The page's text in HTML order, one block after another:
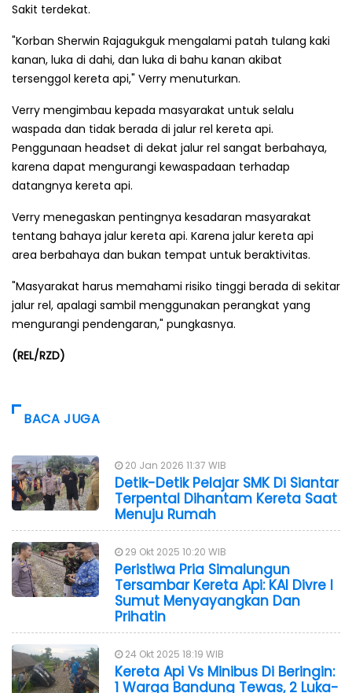
Sakit terdekat.
"Korban Sherwin Rajagukguk mengalami patah tulang kaki
kanan, luka di dahi, dan luka di bahu kanan akibat
tersenggol kereta api," Verry menuturkan.
Verry mengimbau kepada masyarakat untuk selalu
waspada dan tidak berada di jalur rel kereta api.
Penggunaan headset di dekat jalur rel sangat berbahaya,
karena dapat mengurangi kewaspadaan terhadap
datangnya kereta api.
Verry menegaskan pentingnya kesadaran masyarakat
tentang bahaya jalur kereta api. Karena jalur kereta api
area berbahaya dan bukan tempat untuk beraktivitas.
"Masyarakat harus memahami risiko tinggi berada di sekitar
jalur rel, apalagi sambil menggunakan perangkat yang
mengurangi pendengaran," pungkasnya.
(REL/RZD)
BACA JUGA
20 Jan 2026 11:37 WIB
Detik-Detik Pelajar SMK Di Siantar
Terpental Dihantam Kereta Saat
Menuju Rumah
29 Okt 2025 10:20 WIB
Peristiwa Pria Simalungun
Tersambar Kereta Api: KAI Divre I
Sumut Menyayangkan Dan
Prihatin
24 Okt 2025 18:19 WIB
Kereta Api Vs Minibus Di Beringin:
1 Warga Bandung Tewas, 2 Luka-